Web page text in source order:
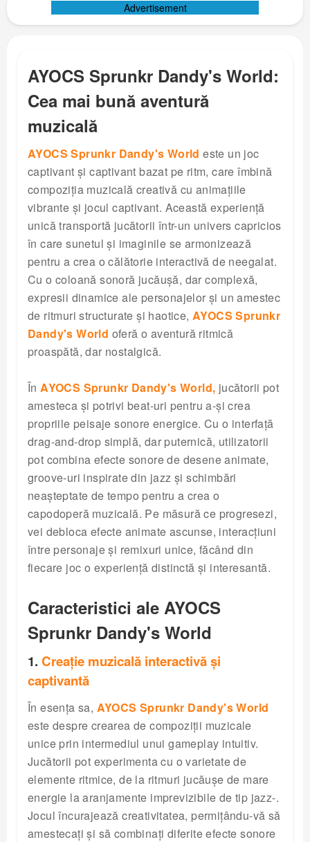
Advertisement
AYOCS Sprunkr Dandy's World:
Cea mai bună aventură
muzicală
AYOCS Sprunkr Dandy's World este un joc
captivant și captivant bazat pe ritm, care îmbină
compoziția muzicală creativă cu animațiile
vibrante și jocul captivant. Această experiență
unică transportă jucătorii într-un univers capricios
în care sunetul și imaginile se armonizează
pentru a crea o călătorie interactivă de neegalat.
Cu o coloană sonoră jucăușă, dar complexă,
expresii dinamice ale personajelor și un amestec
de ritmuri structurate și haotice, AYOCS Sprunkr
Dandy's World oferă o aventură ritmică
proaspătă, dar nostalgică.
ÎnAYOCS Sprunkr Dandy's World, jucătorii pot
amesteca și potrivi beat-uri pentru a-și crea
propriile peisaje sonore energice. Cu o interfață
drag-and-drop simplă, dar puternică, utilizatorii
pot combina efecte sonore de desene animate,
groove-uri inspirate din jazz și schimbări
neașteptate de tempo pentru a crea o
capodoperă muzicală. Pe măsură ce progresezi,
vei debloca efecte animate ascunse, interacțiuni
între personaje și remixuri unice, făcând din
fiecare joc o experiență distinctă și interesantă.
Caracteristici ale AYOCS
Sprunkr Dandy's World
1. Creație muzicală interactivă și
captivantă
În esența sa, AYOCS Sprunkr Dandy's World
este despre crearea de compoziții muzicale
unice prin intermediul unui gameplay intuitiv.
Jucătorii pot experimenta cu o varietate de
elemente ritmice, de la ritmuri jucăușe de mare
energie la aranjamente imprevizibile de tip jazz-.
Jocul încurajează creativitatea, permițându-vă să
amestecați și să combinați diferite efecte sonore